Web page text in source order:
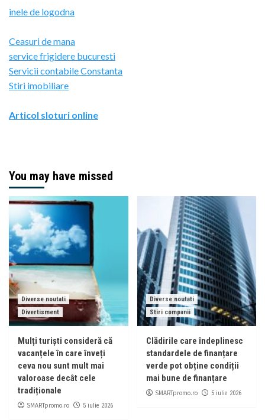
inele de logodna
Ceasuri de mana
service frigidere bucuresti
Servicii contabile Constanta
Stiri imobiliare
Articol sloturi online
You may have missed
Diverse noutati
Divertisment
Mulți turiști consideră că
vacanțele în care înveți
ceva nou sunt mult mai
valoroase decât cele
tradiționale
SMARTpromo.ro 5 iulie 2026
Diverse noutati
Stiri companii
Clădirile care îndeplinesc
standardele de finanțare
verde pot obține condiții
mai bune de finanțare
SMARTpromo.ro 5 iulie 2026